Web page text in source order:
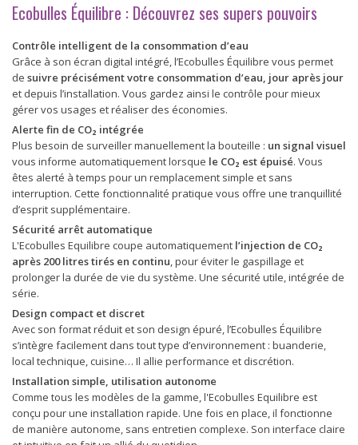
Ecobulles Équilibre : Découvrez ses supers pouvoirs
Contrôle intelligent de la consommation d’eau
Grâce à son écran digital intégré, l’Ecobulles Équilibre vous permet
de suivre précisément votre consommation d’eau, jour après jour
et depuis l’installation. Vous gardez ainsi le contrôle pour mieux
gérer vos usages et réaliser des économies.
Alerte fin de CO₂ intégrée
Plus besoin de surveiller manuellement la bouteille : un signal visuel
vous informe automatiquement lorsque le CO₂ est épuisé. Vous
êtes alerté à temps pour un remplacement simple et sans
interruption. Cette fonctionnalité pratique vous offre une tranquillité
d’esprit supplémentaire.
Sécurité arrêt automatique
L'Ecobulles Equilibre coupe automatiquement l’injection de CO₂
après 200 litres tirés en continu, pour éviter le gaspillage et
prolonger la durée de vie du système. Une sécurité utile, intégrée de
série.
Design compact et discret
Avec son format réduit et son design épuré, l’Ecobulles Équilibre
s’intègre facilement dans tout type d’environnement : buanderie,
local technique, cuisine… Il allie performance et discrétion.
Installation simple, utilisation autonome
Comme tous les modèles de la gamme, l'Ecobulles Equilibre est
conçu pour une installation rapide. Une fois en place, il fonctionne
de manière autonome, sans entretien complexe. Son interface claire